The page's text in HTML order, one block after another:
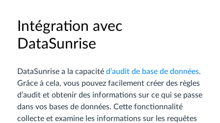
Intégration avec
DataSunrise
DataSunrise a la capacité d’audit de base de données.
Grâce à cela, vous pouvez facilement créer des règles
d’audit et obtenir des informations sur ce qui se passe
dans vos bases de données. Cette fonctionnalité
collecte et examine les informations sur les requêtes